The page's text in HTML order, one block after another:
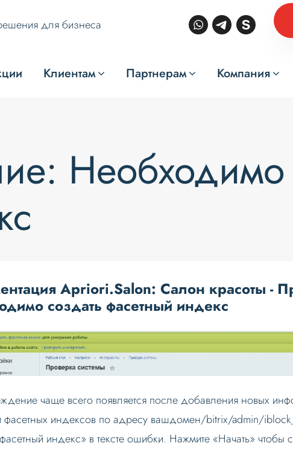
для бизнеса
Клиентам Партнерам Компания
Необходимо
Apriori.Salon: Салон красоты -
создать фасетный индекс
чаще всего появляется после добавления новых
фасетных индексов по адресу вашдомен/bitrix/admin/
индекс» в тексте ошибки. Нажмите «Начать» чтобы